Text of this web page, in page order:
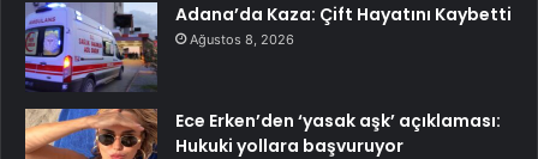
Adana’da Kaza: Çift Hayatını Kaybetti
Ağustos 8, 2026
Ece Erken’den ‘yasak aşk’ açıklaması:
Hukuki yollara başvuruyor